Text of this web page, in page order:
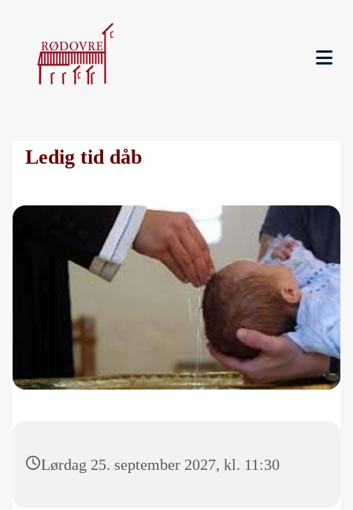
Ledig tid dåb
Lørdag 25. september 2027, kl. 11:30